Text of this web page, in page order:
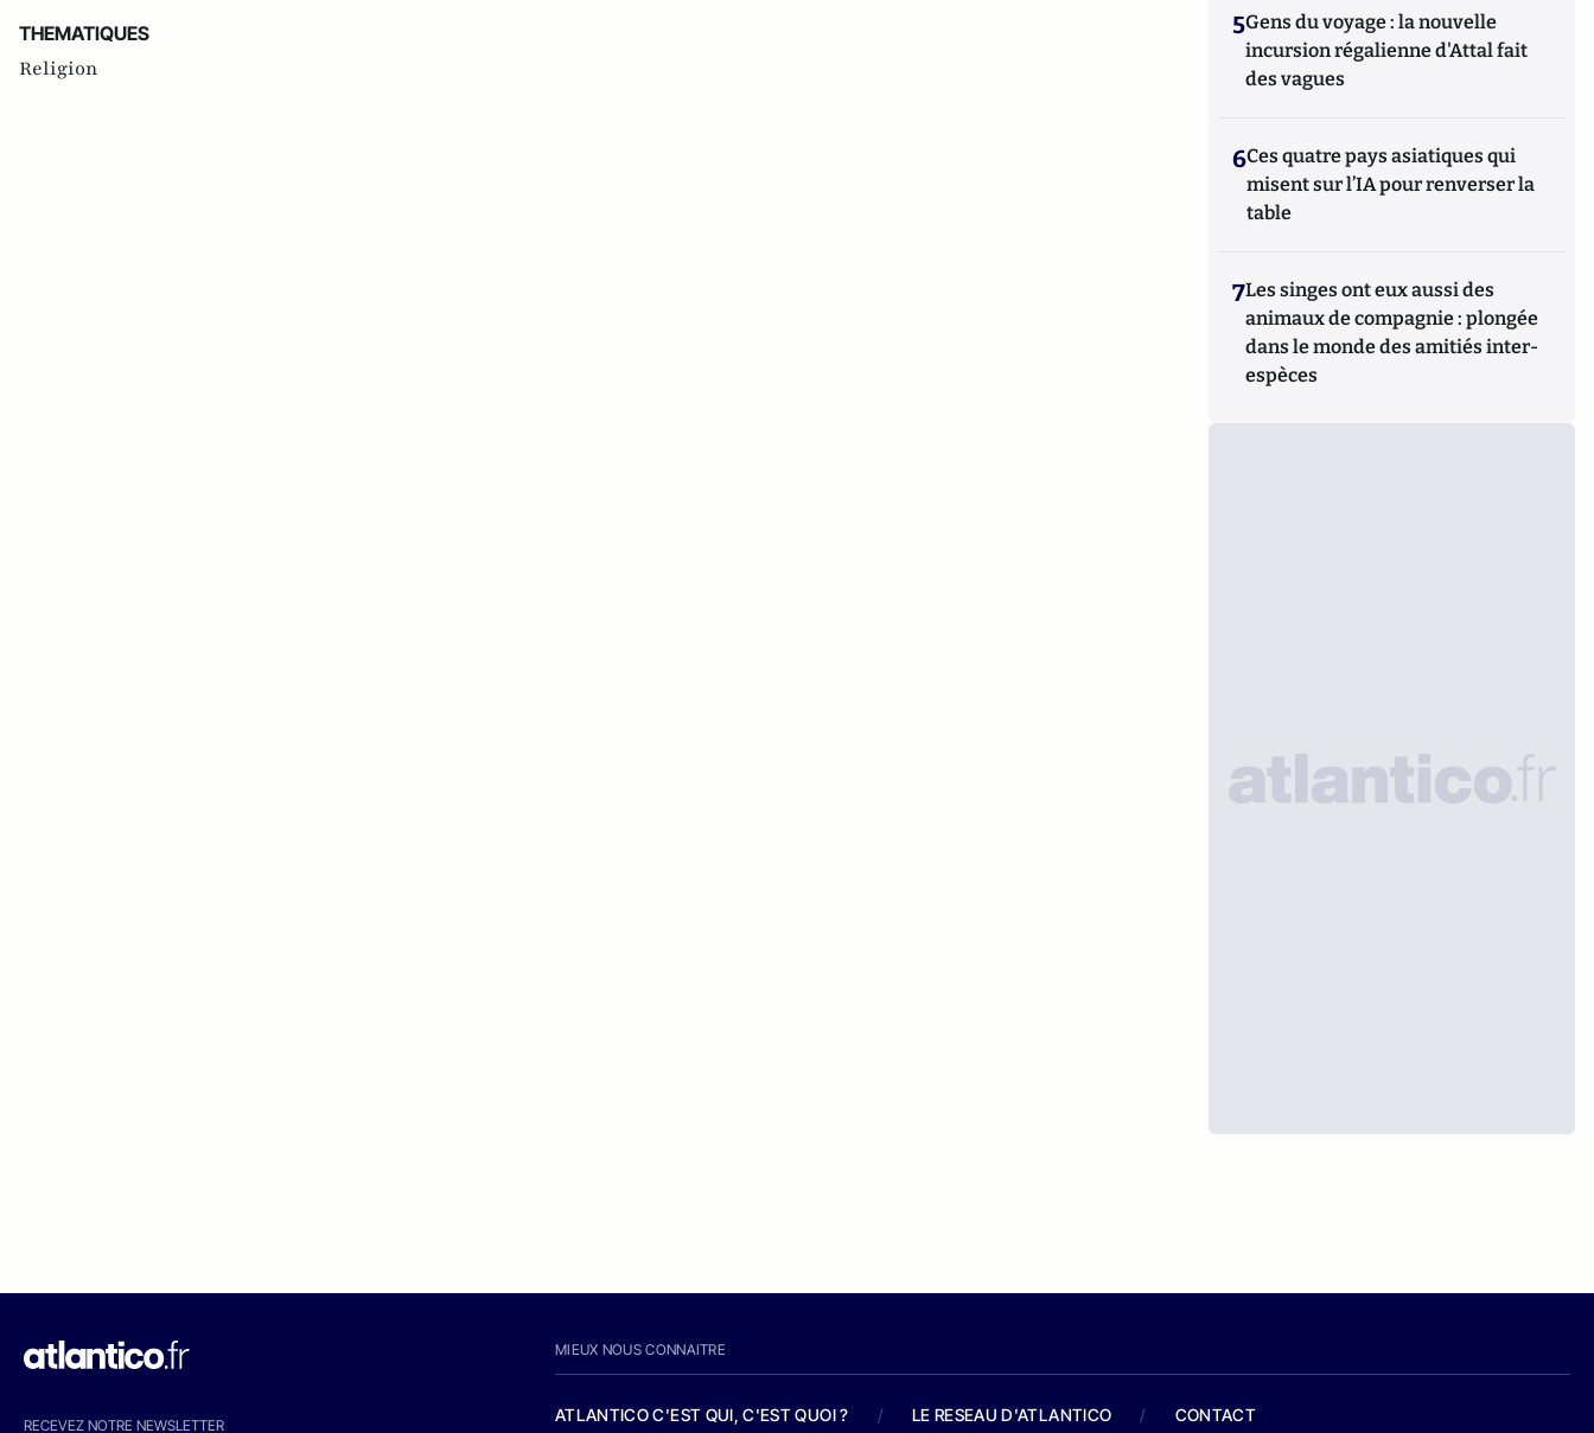
THEMATIQUES
Religion
5Gens du voyage : la nouvelle
incursion régalienne d'Attal fait
des vagues
6Ces quatre pays asiatiques qui
misent sur l’IA pour renverser la
table
7Les singes ont eux aussi des
animaux de compagnie : plongée
dans le monde des amitiés inter-
espèces
RECEVEZ NOTRE NEWSLETTER
MIEUX NOUS CONNAITRE
ATLANTICO C'EST QUI, C'EST QUOI ? / LE RESEAU D'ATLANTICO / CONTACT